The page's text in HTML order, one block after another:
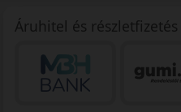
Áruhitel és